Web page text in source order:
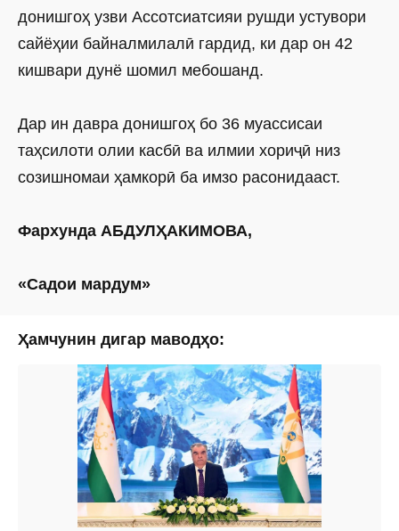
донишгоҳ узви Ассотсиатсияи рушди устувори
сайёҳии байналмилалӣ гардид, ки дар он 42
кишвари дунё шомил мебошанд.
Дар ин давра донишгоҳ бо 36 муассисаи
таҳсилоти олии касбӣ ва илмии хориҷӣ низ
созишномаи ҳамкорӣ ба имзо расонидааст.
Фархунда АБДУЛҲАКИМОВА,
«Садои мардум»
Ҳамчунин дигар маводҳо: